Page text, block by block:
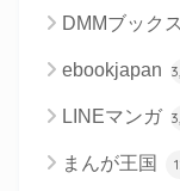
DMMブックス
ebookjapan
LINEマンガ
まんが王国